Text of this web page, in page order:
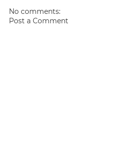
No comments:
Post a Comment